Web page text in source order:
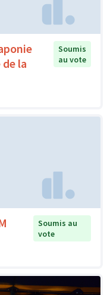
la
Soumis
au vote
Soumis au
vote